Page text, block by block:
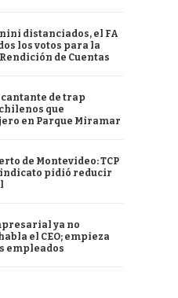
distanciados, el FA
los votos para la
de Cuentas
de trap
que
en Parque Miramar
de Montevideo: TCP
pidió reducir
ya no
el CEO; empieza
empleados